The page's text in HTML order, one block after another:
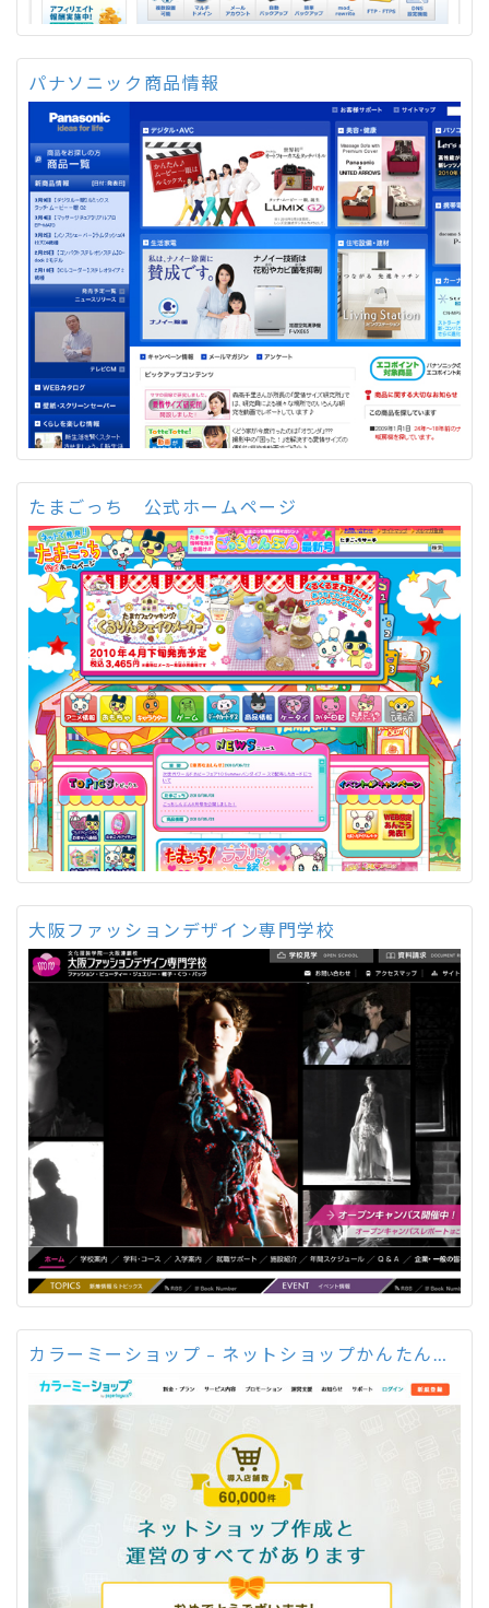
パナソニック商品情報
たまごっち 公式ホームページ
大阪ファッションデザイン専門学校
カラーミーショップ – ネットショップかんたん作成サービス